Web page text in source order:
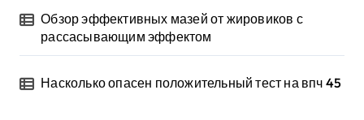
Обзор эффективных мазей от жировиков с
рассасывающим эффектом
Насколько опасен положительный тест на впч 45